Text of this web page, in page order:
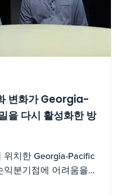
변화가 Georgia-
을 다시 활성화한 방
치한 Georgia-Pacific
분기점에 어려움을